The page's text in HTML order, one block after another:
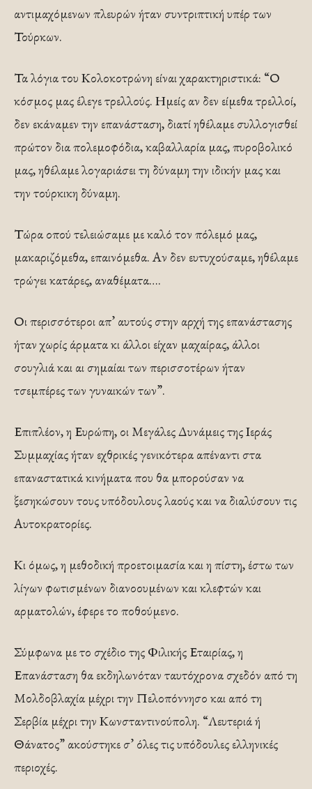
αντιμαχόμενων πλευρών ήταν συντριπτική υπέρ των
Τούρκων.
Τα λόγια του Κολοκοτρώνη είναι χαρακτηριστικά: “Ο
κόσμος μας έλεγε τρελλούς. Ημείς αν δεν είμεθα τρελλοί,
δεν εκάναμεν την επανάσταση, διατί ηθέλαμε συλλογισθεί
πρώτον δια πολεμοφόδια, καβαλλαρία μας, πυροβολικό
μας, ηθέλαμε λογαριάσει τη δύναμη την ιδικήν μας και
την τούρκικη δύναμη.
Τώρα οπού τελειώσαμε με καλό τον πόλεμό μας,
μακαριζόμεθα, επαινόμεθα. Αν δεν ευτυχούσαμε, ηθέλαμε
τρώγει κατάρες, αναθέματα….
Οι περισσότεροι απ’ αυτούς στην αρχή της επανάστασης
ήταν χωρίς άρματα κι άλλοι είχαν μαχαίρας, άλλοι
σουγλιά και αι σημαίαι των περισσοτέρων ήταν
τσεμπέρες των γυναικών των”.
Επιπλέον, η Ευρώπη, οι Μεγάλες Δυνάμεις της Ιεράς
Συμμαχίας ήταν εχθρικές γενικότερα απέναντι στα
επαναστατικά κινήματα που θα μπορούσαν να
ξεσηκώσουν τους υπόδουλους λαούς και να διαλύσουν τις
Αυτοκρατορίες.
Κι όμως, η μεθοδική προετοιμασία και η πίστη, έστω των
λίγων φωτισμένων διανοουμένων και κλεφτών και
αρματολών, έφερε το ποθούμενο.
Σύμφωνα με το σχέδιο της Φιλικής Εταιρίας, η
Επανάσταση θα εκδηλωνόταν ταυτόχρονα σχεδόν από τη
Μολδοβλαχία μέχρι την Πελοπόννησο και από τη
Σερβία μέχρι την Κωνσταντινούπολη. “Λευτεριά ή
Θάνατος” ακούστηκε σ’ όλες τις υπόδουλες ελληνικές
περιοχές.